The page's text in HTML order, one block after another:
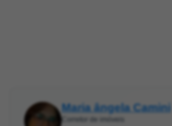
Maria ângela Camini
Corretor de imóveis